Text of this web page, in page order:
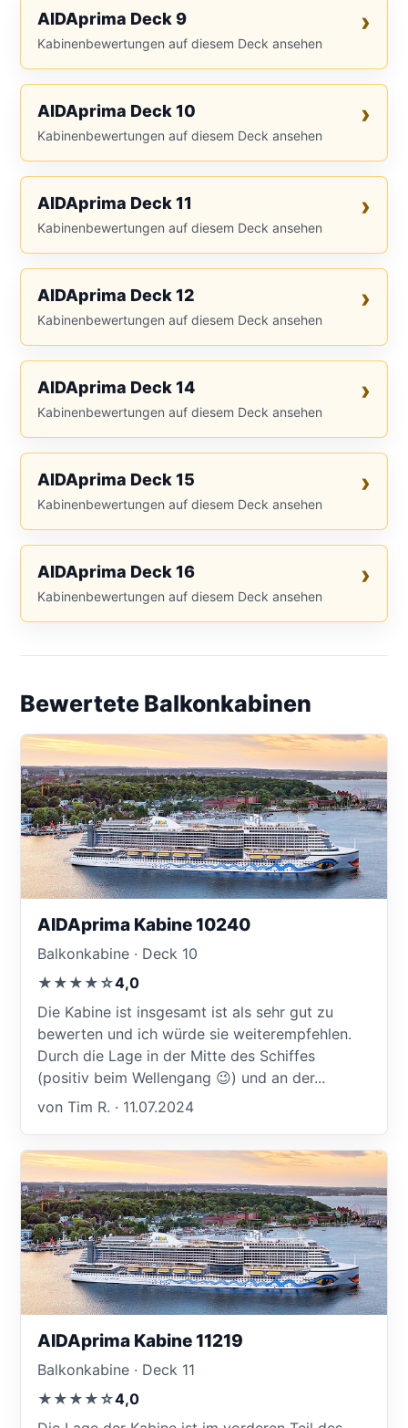
AIDAprima Deck 9
Kabinenbewertungen auf diesem Deck ansehen
AIDAprima Deck 10
Kabinenbewertungen auf diesem Deck ansehen
AIDAprima Deck 11
Kabinenbewertungen auf diesem Deck ansehen
AIDAprima Deck 12
Kabinenbewertungen auf diesem Deck ansehen
AIDAprima Deck 14
Kabinenbewertungen auf diesem Deck ansehen
AIDAprima Deck 15
Kabinenbewertungen auf diesem Deck ansehen
AIDAprima Deck 16
Kabinenbewertungen auf diesem Deck ansehen
Bewertete Balkonkabinen
AIDAprima Kabine 10240
Balkonkabine · Deck 10
★★★★☆4,0
Die Kabine ist insgesamt ist als sehr gut zu
bewerten und ich würde sie weiterempfehlen.
Durch die Lage in der Mitte des Schiffes
(positiv beim Wellengang 😉) und an der...
von Tim R. · 11.07.2024
AIDAprima Kabine 11219
Balkonkabine · Deck 11
★★★★☆4,0